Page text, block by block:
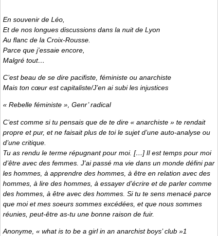
En souvenir de Léo,
Et de nos longues discussions dans la nuit de Lyon
Au flanc de la Croix-Rousse.
Parce que j’essaie encore,
Malgré tout…
C’est beau de se dire pacifiste, féministe ou anarchiste
Mais ton cœur est capitaliste/J’en ai subi les injustices
« Rebelle féministe », Genr’ radical
C’est comme si tu pensais que de te dire « anarchiste » te rendait
propre et pur, et ne faisait plus de toi le sujet d’une auto-analyse ou
d’une critique.
Tu as rendu le terme répugnant pour moi. […] Il est temps pour moi
d’être avec des femmes. J’ai passé ma vie dans un monde défini par
les hommes, à apprendre des hommes, à être en relation avec des
hommes, à lire des hommes, à essayer d’écrire et de parler comme
des hommes, à être avec des hommes. Si tu te sens menacé parce
que moi et mes soeurs sommes excédées, et que nous sommes
réunies, peut-être as-tu une bonne raison de fuir.
Anonyme, « what is to be a girl in an anarchist boys’ club »1